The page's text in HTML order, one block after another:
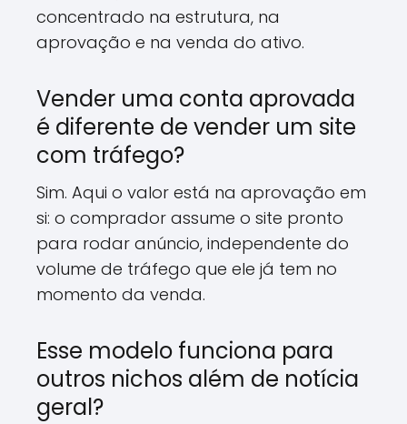
concentrado na estrutura, na
aprovação e na venda do ativo.
Vender uma conta aprovada
é diferente de vender um site
com tráfego?
Sim. Aqui o valor está na aprovação em
si: o comprador assume o site pronto
para rodar anúncio, independente do
volume de tráfego que ele já tem no
momento da venda.
Esse modelo funciona para
outros nichos além de notícia
geral?